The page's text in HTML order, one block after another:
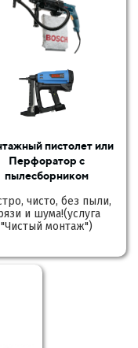
пистолет или
Перфоратор с
пылесборником
чисто, без пыли,
и шума!(услуга
"Чистый монтаж")